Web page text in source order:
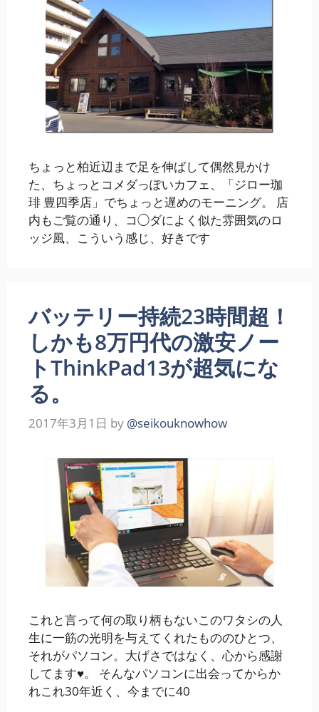
ちょっと柏近辺まで足を伸ばして偶然見かけ
た、ちょっとコメダっぽいカフェ、「ジロー珈
琲 豊四季店」でちょっと遅めのモーニング。 店
内もご覧の通り、コ◯ダによく似た雰囲気のロ
ッジ風、こういう感じ、好きです
バッテリー持続23時間超！
しかも8万円代の激安ノー
トThinkPad13が超気にな
る。
2017年3月1日 by @seikouknowhow
これと言って何の取り柄もないこのワタシの人
生に一筋の光明を与えてくれたもののひとつ、
それがパソコン。大げさではなく、心から感謝
してます♥。 そんなパソコンに出会ってからか
れこれ30年近く、今までに40